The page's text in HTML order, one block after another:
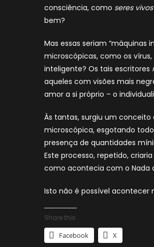
consciência, como seres vivos
bem?
Mas essas seriam “máquinas
microscópicas, como os
inteligente? Os tais escritores
aqueles com visões mais
amor a si próprio – o
Às tantas, surgiu um
microscópica, esgotando
presença de quantidades
Este processo, repetido,
como acontecia com o Nada
Isto não é possível acontecer
Share this:
Facebook X